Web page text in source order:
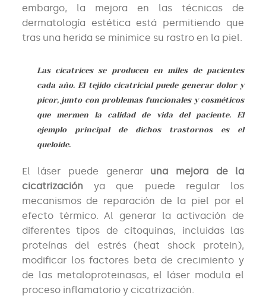
embargo, la mejora en las técnicas de
dermatología estética está permitiendo que
tras una herida se minimice su rastro en la piel.
Las cicatrices se producen en miles de pacientes
cada año. El tejido cicatricial puede generar dolor y
picor, junto con problemas funcionales y cosméticos
que mermen la calidad de vida del paciente. El
ejemplo principal de dichos trastornos es el
queloide.
El láser puede generaruna mejora de la
cicatrización ya que puede regular los
mecanismos de reparación de la piel por el
efecto térmico. Al generar la activación de
diferentes tipos de citoquinas, incluidas las
proteínas del estrés (heat shock protein),
modificar los factores beta de crecimiento y
de las metaloproteinasas, el láser modula el
proceso inflamatorio y cicatrización.